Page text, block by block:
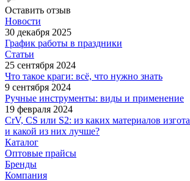
Оставить отзыв
Новости
30 декабря 2025
График работы в праздники
Статьи
25 сентября 2024
Что такое краги: всё, что нужно знать
9 сентября 2024
Ручные инструменты: виды и применение
19 февраля 2024
CrV, CS или S2: из каких материалов
и какой из них лучше?
Каталог
Оптовые прайсы
Бренды
Компания